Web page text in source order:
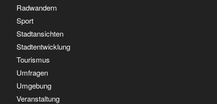
Radwandern
Sport
Stadtansichten
Stadtentwicklung
Tourismus
Umfragen
Umgebung
Veranstaltung